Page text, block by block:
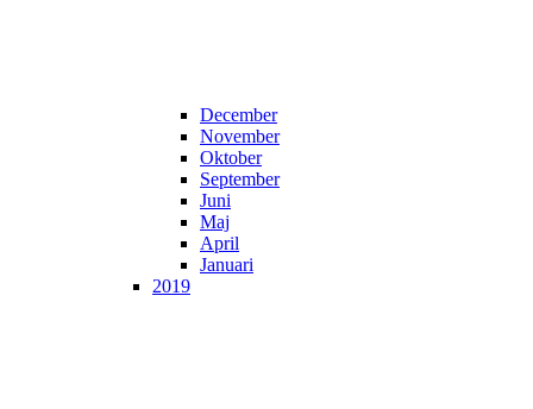
December
November
Oktober
September
Juni
Maj
April
Januari
2019